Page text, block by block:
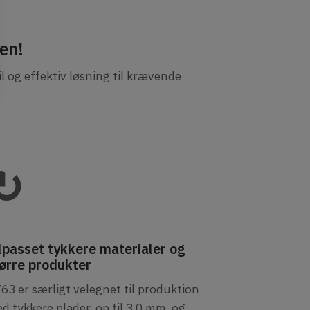
og effektiv løsning til krævende
tykkere materialer og
produkter
er særligt velegnet til produktion